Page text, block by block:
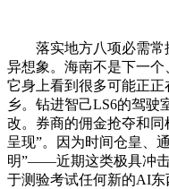
落实地方八项必需常
异想象。海南不是下一
它身上看到很多可能正
乡。钻进智己LS6的驾驶
改。券商的佣金抢夺和
呈现”。因为时间仓皇、
明”——近期这类极具冲
于测验考试任何新的AI东